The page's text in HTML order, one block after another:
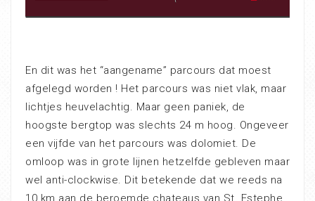
En dit was het “aangename” parcours dat moest
afgelegd worden ! Het parcours was niet vlak, maar
lichtjes heuvelachtig. Maar geen paniek, de
hoogste bergtop was slechts 24 m hoog. Ongeveer
een vijfde van het parcours was dolomiet. De
omloop was in grote lijnen hetzelfde gebleven maar
wel anti-clockwise. Dit betekende dat we reeds na
10 km aan de beroemde chateaus van St. Estephe